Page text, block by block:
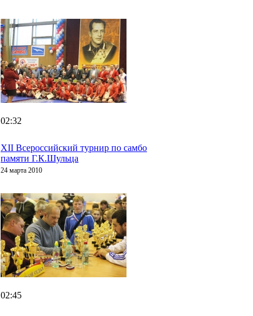
02:32
XII Всероссийский турнир по самбо
памяти Г.К.Шульца
24 марта 2010
02:45